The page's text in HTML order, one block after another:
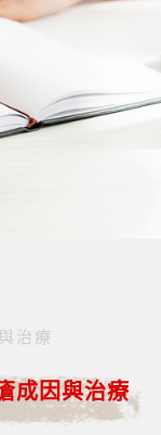
治療
成因與治療